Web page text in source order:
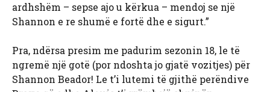
ardhshëm – sepse ajo u kërkua – mendoj se një
Shannon e re shumë e fortë dhe e sigurt.”
Pra, ndërsa presim me padurim sezonin 18, le të
ngremë një gotë (por ndoshta jo gjatë vozitjes) për
Shannon Beador! Le t’i lutemi të gjithë perëndive